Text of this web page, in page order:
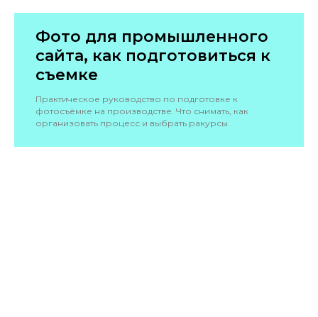
Фото для промышленного
сайта, как подготовиться к
съемке
Практическое руководство по подготовке к
фотосъёмке на производстве. Что снимать, как
организовать процесс и выбрать ракурсы.